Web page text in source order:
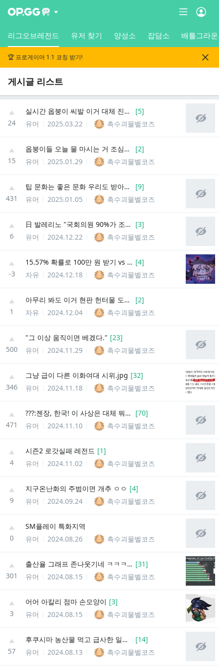
리그오브레전드 유저 찾기 양성소 잡담소 배틀그라
🏆 프로게이머 1:1 코칭 받기!
게시글 리스트
24
실시간 옵붕이 씨발 이거 대체 진짜 뭐냐 [5]
유머
2025.03.22 촉수괴물벨코즈
15
옵붕이들 오늘 물 마시는 거 조심하셈 [2]
유머
2025.01.29 촉수괴물벨코즈
431
팁 문화는 좋은 문화 우리도 받아들여야. [9]
유머
2025.01.05 촉수괴물벨코즈
6
日 발레리노 "국회의원 90%가 조선인 같네" 발언 [3]
유머
2024.12.22 촉수괴물벨코즈
-3
15.57% 확률로 100만 원 받기 vs 8.88484% 확률로 175.242322878만 원 받기 [4]
자유
2024.12.18 촉수괴물벨코즈
1
아무리 봐도 이거 현판 헌터물 도입부인데 [2]
자유
2024.12.04 촉수괴물벨코즈
500
"그 이상 움직이면 베겠다." [23]
유머
2024.11.29 촉수괴물벨코즈
346
그냥 급이 다른 이화여대 시위.jpg [32]
유머
2024.11.18 촉수괴물벨코즈
471
???:젠장, 한국! 이 사상은 대체 뭐냐! [70]
유머
2024.11.10 촉수괴물벨코즈
4
시즌2 로갓실패 레전드 [1]
유머
2024.11.02 촉수괴물벨코즈
9
지구온난화의 주범이면 개추 ㅇㅇ [4]
유머
2024.09.24 촉수괴물벨코즈
0
SM플레이 특화지역
유머
2024.08.26 촉수괴물벨코즈
301
출산율 그래프 존나웃기네 ㅋㅋㅋㅋㅋㅋㅋㅋㅋ [31]
유머
2024.08.15 촉수괴물벨코즈
3
어어 아칼리 점마 손모양이 [3]
유머
2024.08.15 촉수괴물벨코즈
57
후쿠시마 농산물 먹고 급사한 일본 유명인 [14]
유머
2024.08.13 촉수괴물벨코즈